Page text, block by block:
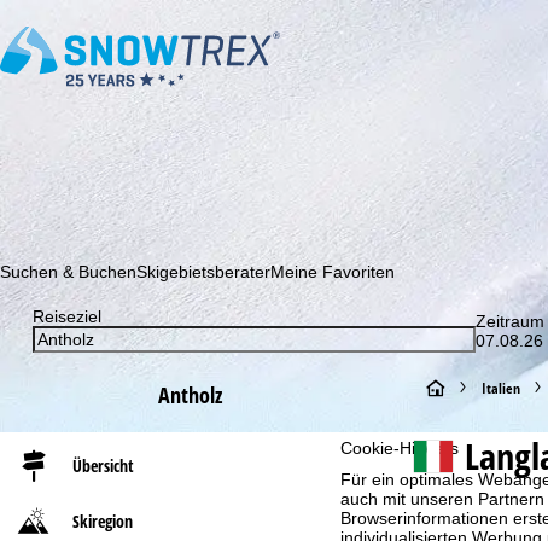
Cookie-Hinweis
Für ein optimales
auch mit unseren
Browserinformationen
Abonnieren Sie unseren Newsletter und erfahren Sie als Erster
Suchen & BuchenSkigebietsberaterMeine Favoriten
Reiseziel
Zeitraum
07.08.26
Antholz
Übersicht
Skiregion
S
t
a
r
Italien